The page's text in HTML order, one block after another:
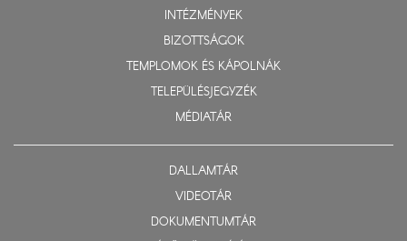
INTÉZMÉNYEK
BIZOTTSÁGOK
TEMPLOMOK ÉS KÁPOLNÁK
TELEPÜLÉSJEGYZÉK
MÉDIATÁR
DALLAMTÁR
VIDEOTÁR
DOKUMENTUMTÁR